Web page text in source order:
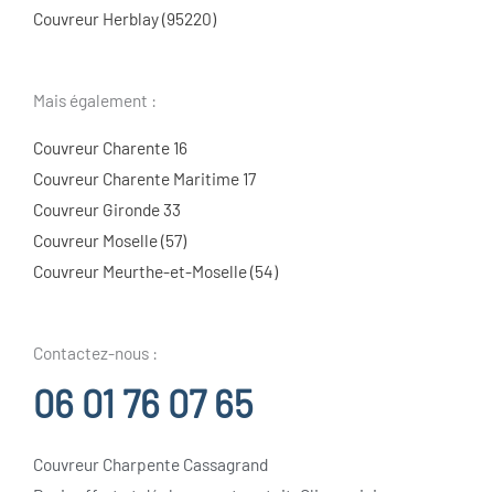
Couvreur Herblay (95220)
Mais également :
Couvreur Charente 16
Couvreur Charente Maritime 17
Couvreur Gironde 33
Couvreur Moselle (57)
Couvreur Meurthe-et-Moselle (54)
Contactez-nous :
06 01 76 07 65
Couvreur Charpente Cassagrand